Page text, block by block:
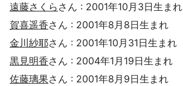
遠藤さくら さん : 2001年10月3日生まれ
賀喜遥香さん : 2001年8月8日生まれ
金川紗耶さん : 2001年10月31日生まれ
黒見明香さん : 2004年1月19日生まれ
佐藤璃果さん : 2001年8月9日生まれ